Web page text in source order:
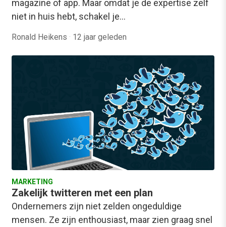
magazine of app. Maar omdat je de expertise zelf
niet in huis hebt, schakel je…
Ronald Heikens · 12 jaar geleden
MARKETING
Zakelijk twitteren met een plan
Ondernemers zijn niet zelden ongeduldige
mensen. Ze zijn enthousiast, maar zien graag snel